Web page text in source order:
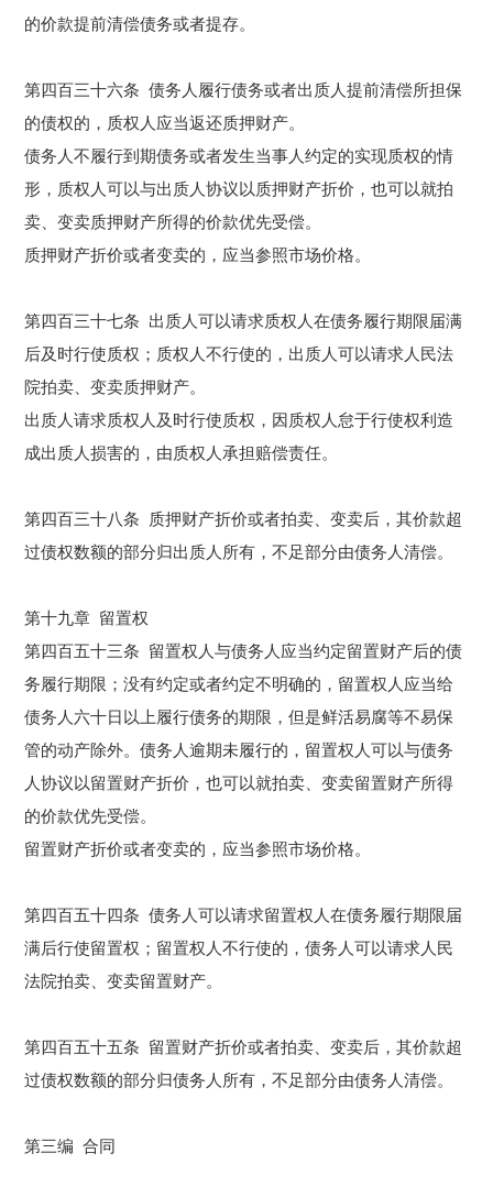
的价款提前清偿债务或者提存。
第四百三十六条 债务人履行债务或者出质人提前清偿所担保
的债权的，质权人应当返还质押财产。
债务人不履行到期债务或者发生当事人约定的实现质权的情
形，质权人可以与出质人协议以质押财产折价，也可以就拍
卖、变卖质押财产所得的价款优先受偿。
质押财产折价或者变卖的，应当参照市场价格。
第四百三十七条 出质人可以请求质权人在债务履行期限届满
后及时行使质权；质权人不行使的，出质人可以请求人民法
院拍卖、变卖质押财产。
出质人请求质权人及时行使质权，因质权人怠于行使权利造
成出质人损害的，由质权人承担赔偿责任。
第四百三十八条 质押财产折价或者拍卖、变卖后，其价款超
过债权数额的部分归出质人所有，不足部分由债务人清偿。
第十九章 留置权
第四百五十三条 留置权人与债务人应当约定留置财产后的债
务履行期限；没有约定或者约定不明确的，留置权人应当给
债务人六十日以上履行债务的期限，但是鲜活易腐等不易保
管的动产除外。债务人逾期未履行的，留置权人可以与债务
人协议以留置财产折价，也可以就拍卖、变卖留置财产所得
的价款优先受偿。
留置财产折价或者变卖的，应当参照市场价格。
第四百五十四条 债务人可以请求留置权人在债务履行期限届
满后行使留置权；留置权人不行使的，债务人可以请求人民
法院拍卖、变卖留置财产。
第四百五十五条 留置财产折价或者拍卖、变卖后，其价款超
过债权数额的部分归债务人所有，不足部分由债务人清偿。
第三编 合同